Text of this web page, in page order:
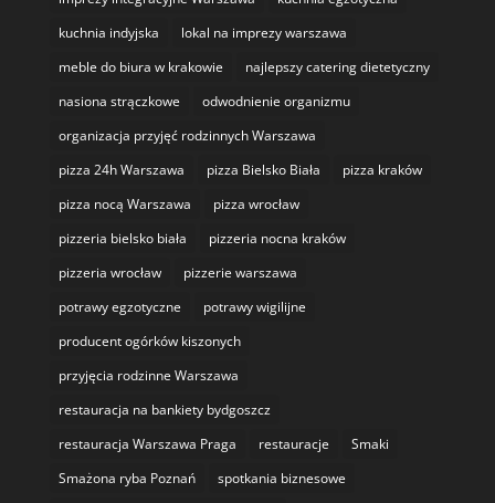
kuchnia indyjska
lokal na imprezy warszawa
meble do biura w krakowie
najlepszy catering dietetyczny
nasiona strączkowe
odwodnienie organizmu
organizacja przyjęć rodzinnych Warszawa
pizza 24h Warszawa
pizza Bielsko Biała
pizza kraków
pizza nocą Warszawa
pizza wrocław
pizzeria bielsko biała
pizzeria nocna kraków
pizzeria wrocław
pizzerie warszawa
potrawy egzotyczne
potrawy wigilijne
producent ogórków kiszonych
przyjęcia rodzinne Warszawa
restauracja na bankiety bydgoszcz
restauracja Warszawa Praga
restauracje
Smaki
Smażona ryba Poznań
spotkania biznesowe